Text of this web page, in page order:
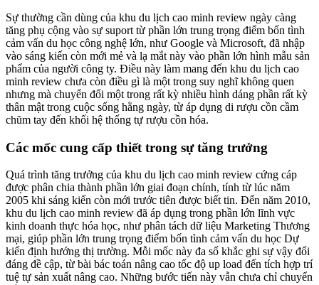
Sự thường cần dùng của khu du lịch cao minh review ngày càng
tăng phụ cộng vào sự suport từ phần lớn trung trọng điểm bốn tình
cảm vấn du học công nghệ lớn, như Google và Microsoft, đã nhập
vào sáng kiến còn mới mẻ và lạ mắt này vào phần lớn hình mẫu sản
phẩm của người công ty. Điều này làm mang đến khu du lịch cao
minh review chưa còn điều gì là một trong suy nghĩ không quen
nhưng mà chuyển đổi một trong rất kỳ nhiều hình dáng phần rất kỳ
thân mật trong cuộc sống hằng ngày, từ áp dụng di rượu cồn cầm
chũm tay đến khối hệ thống tự rượu cồn hóa.
Các mốc cung cấp thiết trong sự tăng trưởng
Quá trình tăng trưởng của khu du lịch cao minh review cứng cáp
được phân chia thành phần lớn giai đoạn chính, tính từ lúc năm
2005 khi sáng kiến còn mới trước tiên được biết tin. Đến năm 2010,
khu du lịch cao minh review đã áp dụng trong phần lớn lĩnh vực
kinh doanh thực hóa học, như phân tách dữ liệu Marketing Thương
mại, giúp phần lớn trung trọng điểm bốn tình cảm vấn du học Dự
kiến định hướng thị trường. Mỗi mốc này đa số khắc ghi sự vậy đổi
đáng đề cập, từ bài bác toán nâng cao tốc độ up load đến tích hợp trí
tuệ tự sản xuất nâng cao. Những bước tiến này vẫn chưa chỉ chuyển